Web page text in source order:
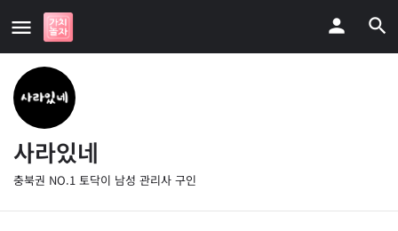
사라있네
충북권 NO.1 토닥이 남성 관리사 구인